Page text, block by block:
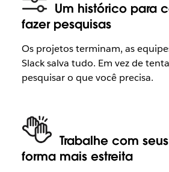
Um histórico para
fazer pesquisas
Os projetos terminam, as
Slack salva tudo. Em vez de
pesquisar o que você precisa.
Trabalhe com
forma mais estreita